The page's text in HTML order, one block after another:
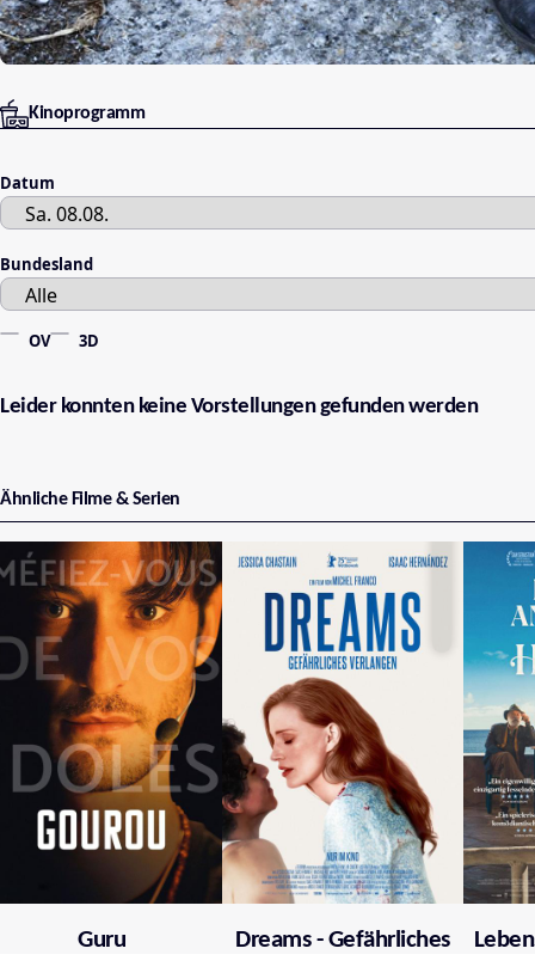
Kinoprogramm
Datum
Bundesland
OV 3D
Leider konnten keine Vorstellungen gefunden werden
Ähnliche Filme & Serien
Guru
Dreams - Gefährliches